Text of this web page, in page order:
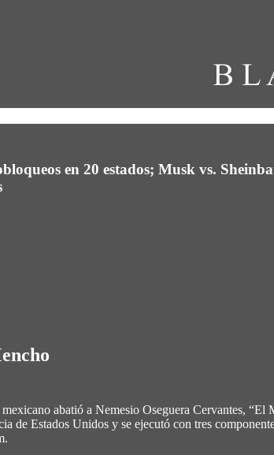
en 20 estados; Musk vs.
abatió a Nemesio Oseguera Cervantes,
de Estados Unidos y se ejecutó con tres